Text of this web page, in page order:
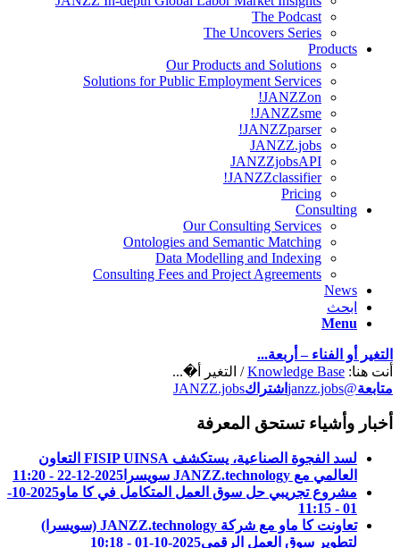
The Podcast
The Uncovers Series
Products
Our Products and Solutions
Solutions for Public Employment Services
JANZZon!
JANZZsme!
JANZZparser!
JANZZ.jobs
JANZZjobsAPI
JANZZclassifier!
Pricing
Consulting
Our Consulting Services
Ontologies and Semantic Matching
Data Modelling and Indexing
Consulting Fees and Project Agreements
News
ابحث
Menu
التغير أو الفناء – أربعة...
أنت هنا: Knowledge Base
/ التغير أ�...
متابعة@janzz.jobs اشتراكJANZZ.jobs
أخبار وأشياء تستحق المعرفة
لسد الفجوة الصناعية، يستكشف FISIP UINSA التعاون
العالمي مع JANZZ.technology سويسرا
2025-12-22 - 11:20
مشروع تجريبي حل سوق العمل المتكامل في كا ماو
2025-10-
01 - 11:15
تعاونت كا ماو مع شركة JANZZ.technology (سويسرا)
لتطوير سوق العمل الرقمي2025-10-01 - 10:18